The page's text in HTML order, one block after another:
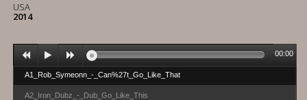
USA
2014
A1_Rob_Symeonn_-_Can%27t_Go_Like_That
A2_Iron_Dubz_-_Dub_Go_Like_This
00:00